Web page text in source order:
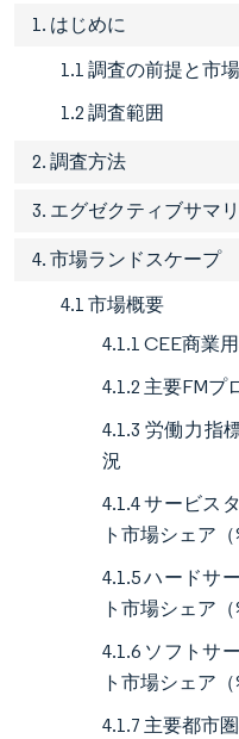
1. はじめに
1.1 調査の前提と市
1.2 調査範囲
2. 調査方法
3. エグゼクティブサマ
4. 市場ランドスケープ
4.1 市場概要
4.1.1 CEE商業
4.1.2 主要FMプ
4.1.3 労働力指
況
4.1.4 サービス
ト市場シェア（
4.1.5 ハードサ
ト市場シェア（
4.1.6 ソフトサ
ト市場シェア（
4.1.7 主要都市